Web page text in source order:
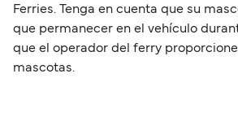
Ferries. Tenga en cuenta que su
que permanecer en el vehículo
que el operador del ferry
mascotas.